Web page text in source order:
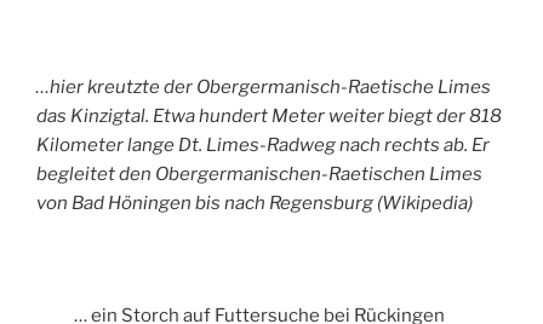
…hier kreutzte der Obergermanisch-Raetische Limes
das Kinzigtal. Etwa hundert Meter weiter biegt der 818
Kilometer lange Dt. Limes-Radweg nach rechts ab. Er
begleitet den Obergermanischen-Raetischen Limes
von Bad Höningen bis nach Regensburg (Wikipedia)
… ein Storch auf Futtersuche bei Rückingen